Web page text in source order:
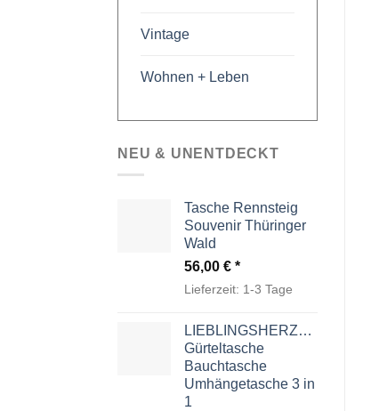
Vintage
Wohnen + Leben
NEU & UNENTDECKT
Tasche Rennsteig
Souvenir Thüringer
Wald
56,00 €
Lieferzeit: 1-3 Tage
LIEBLINGSHERZCHEN
Gürteltasche
Bauchtasche
Umhängetasche 3 in
1